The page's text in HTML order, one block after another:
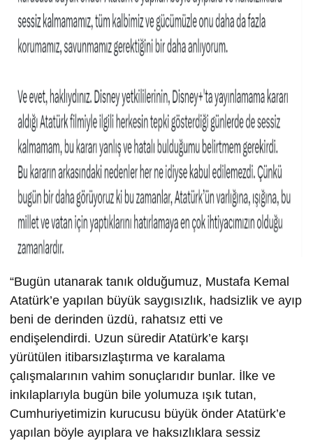
“Bugün utanarak tanık olduğumuz, Mustafa Kemal
Atatürk’e yapılan büyük saygısızlık, hadsizlik ve ayıp
beni de derinden üzdü, rahatsız etti ve
endişelendirdi. Uzun süredir Atatürk’e karşı
yürütülen itibarsızlaştırma ve karalama
çalışmalarının vahim sonuçlarıdır bunlar. İlke ve
inkılaplarıyla bugün bile yolumuza ışık tutan,
Cumhuriyetimizin kurucusu büyük önder Atatürk’e
yapılan böyle ayıplara ve haksızlıklara sessiz